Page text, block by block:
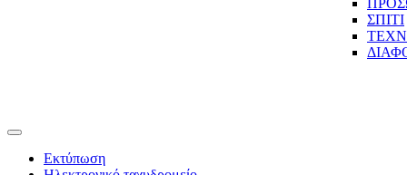
ΣΠΙΤΙ
Εκτύπωση